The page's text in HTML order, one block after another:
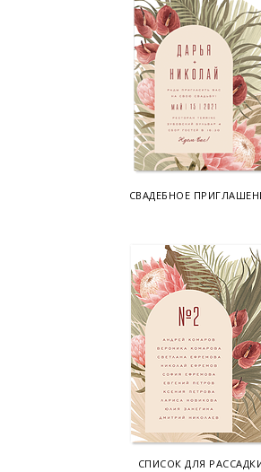
СВАДЕБНОЕ
СПИСОК ДЛЯ